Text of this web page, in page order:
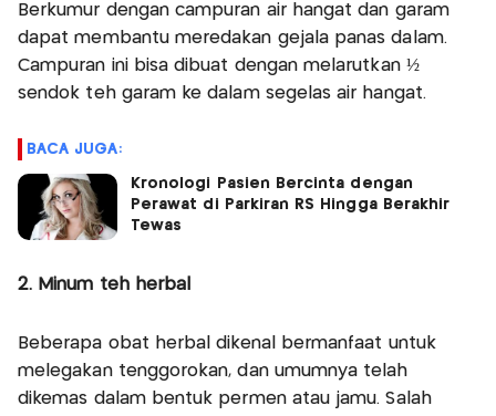
Berkumur dengan campuran air hangat dan garam
dapat membantu meredakan gejala panas dalam.
Campuran ini bisa dibuat dengan melarutkan ½
sendok teh garam ke dalam segelas air hangat.
BACA JUGA:
Kronologi Pasien Bercinta dengan
Perawat di Parkiran RS Hingga Berakhir
Tewas
2. Minum teh herbal
Beberapa obat herbal dikenal bermanfaat untuk
melegakan tenggorokan, dan umumnya telah
dikemas dalam bentuk permen atau jamu. Salah